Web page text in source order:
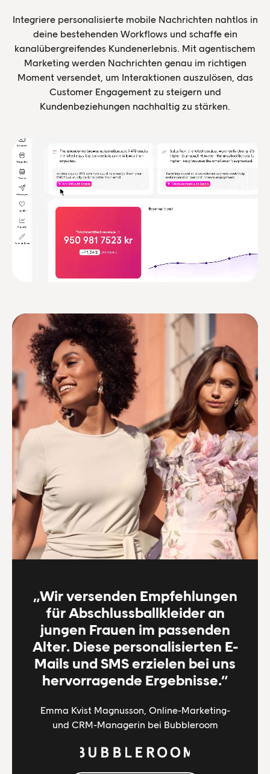
Integriere personalisierte mobile Nachrichten nahtlos in
deine bestehenden Workflows und schaffe ein
kanalübergreifendes Kundenerlebnis. Mit agentischem
Marketing werden Nachrichten genau im richtigen
Moment versendet, um Interaktionen auszulösen, das
Customer Engagement zu steigern und
Kundenbeziehungen nachhaltig zu stärken.
„Wir versenden Empfehlungen
für Abschlussballkleider an
jungen Frauen im passenden
Alter. Diese personalisierten E-
Mails und SMS erzielen bei uns
hervorragende Ergebnisse.“
Emma Kvist Magnusson, Online-Marketing-
und CRM-Managerin bei Bubbleroom